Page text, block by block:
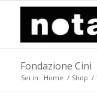
Fondazione Cini
Sei in: Home / Shop /